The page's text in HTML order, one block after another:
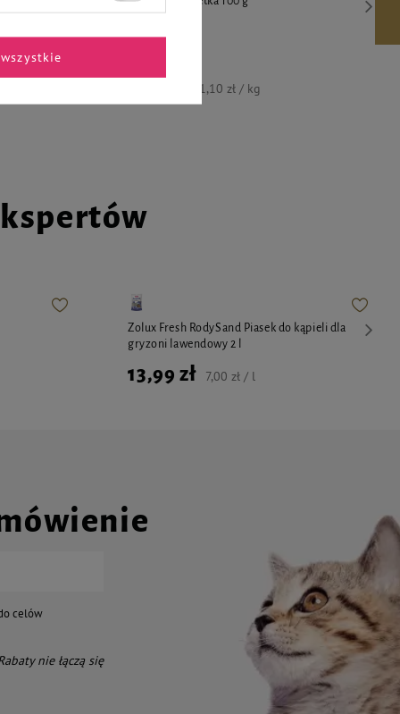
41,10 zł / kg
Zolux Fresh RodySand Piasek do kąpieli dla
gryzoni lawendowy 2 l
13,99 zł 7,00 zł / l
celów
nie łączą się